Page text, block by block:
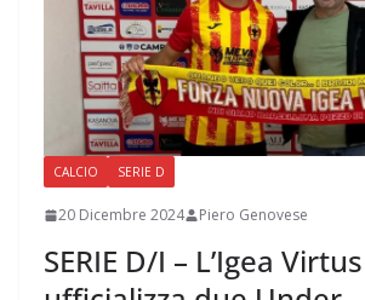
CALCIO SERIE D
20 Dicembre 2024 Piero Genovese
SERIE D/I – L’Igea Virtus